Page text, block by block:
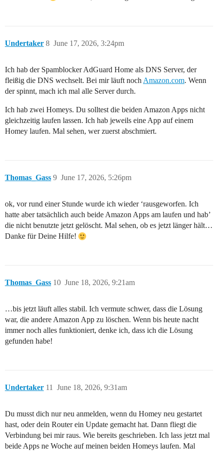
Undertaker June 17, 2026, 3:24pm
8
Ich hab der Spamblocker AdGuard Home als DNS Server, der
fleißig die DNS wechselt. Bei mir läuft noch Amazon.com. Wenn
der spinnt, mach ich mal alle Server durch.
Ich hab zwei Homeys. Du solltest die beiden Amazon Apps nicht
gleichzeitig laufen lassen. Ich hab jeweils eine App auf einem
Homey laufen. Mal sehen, wer zuerst abschmiert.
Thomas_Gass June 17, 2026, 5:26pm
9
ok, vor rund einer Stunde wurde ich wieder ‘rausgeworfen. Ich
hatte aber tatsächlich auch beide Amazon Apps am laufen und hab’
die nicht benutzte jetzt gelöscht. Mal sehen, ob es jetzt länger hält…
Danke für Deine Hilfe!
Thomas_Gass June 18, 2026, 9:21am
10
…bis jetzt läuft alles stabil. Ich vermute schwer, dass die Lösung
war, die andere Amazon App zu löschen. Wenn bis heute nacht
immer noch alles funktioniert, denke ich, dass ich die Lösung
gefunden habe!
Undertaker June 18, 2026, 9:31am
11
Du musst dich nur neu anmelden, wenn du Homey neu gestartet
hast, oder dein Router ein Update gemacht hat. Dann fliegt die
Verbindung bei mir raus. Wie bereits geschrieben. Ich lass jetzt mal
beide Apps ne Woche auf meinen beiden Homeys laufen. Mal